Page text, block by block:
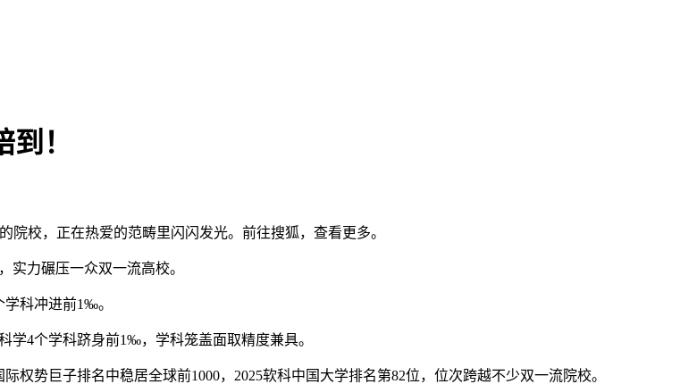
！
校，正在热爱的范畴里闪闪发光。前往搜狐，查看更多。
力碾压一众双一流高校。
科冲进前1‰。
4个学科跻身前1‰，学科笼盖面取精度兼具。
势巨子排名中稳居全球前1000，2025软科中国大学排名第82位，位次跨越不少双一流院校。